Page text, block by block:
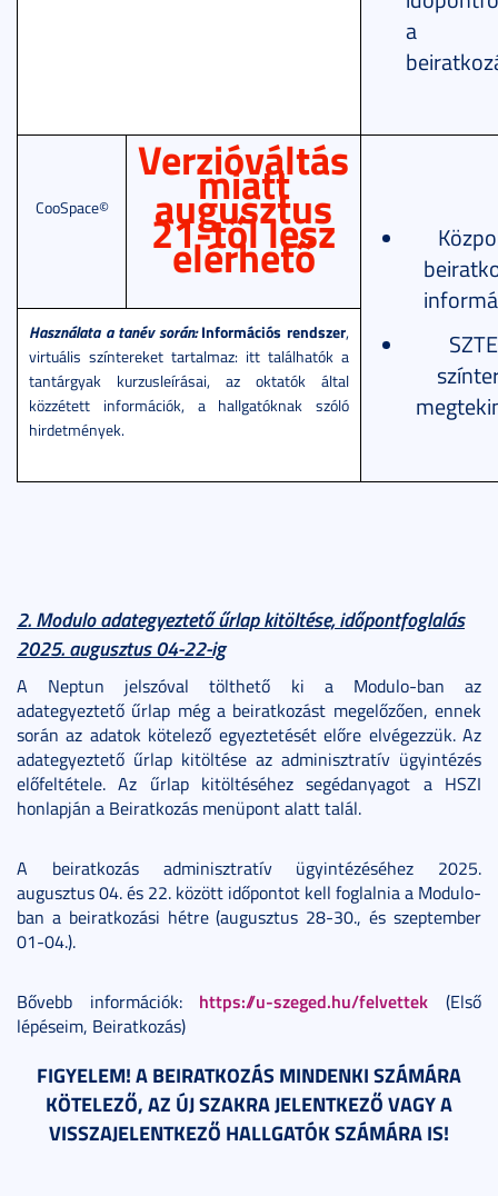
a
CooSpace©
Verzióváltás
miatt
augusztus
21-től lesz
elérhető
Használata a tanév során: Információs rendszer,
virtuális színtereket tartalmaz: itt találhatók a
tantárgyak kurzusleírásai, az oktatók által
közzétett információk, a hallgatóknak szóló
hirdetmények.
2. Modulo adategyeztető űrlap kitöltése, időpontfoglalás
2025. augusztus 04-22-ig
A Neptun jelszóval tölthető ki a Modulo-ban az
adategyeztető űrlap még a beiratkozást megelőzően, ennek
során az adatok kötelező egyeztetését előre elvégezzük. Az
adategyeztető űrlap kitöltése az adminisztratív ügyintézés
előfeltétele. Az űrlap kitöltéséhez segédanyagot a HSZI
honlapján a Beiratkozás menüpont alatt talál.
A beiratkozás adminisztratív ügyintézéséhez 2025.
augusztus 04. és 22. között időpontot kell foglalnia a Modulo-
ban a beiratkozási hétre (augusztus 28-30., és szeptember
01-04.).
Bővebb információk: https://u-szeged.hu/felvettek
(Első
lépéseim, Beiratkozás)
FIGYELEM! A BEIRATKOZÁS MINDENKI SZÁMÁRA
KÖTELEZŐ, AZ ÚJ SZAKRA JELENTKEZŐ VAGY A
VISSZAJELENTKEZŐ HALLGATÓK SZÁMÁRA IS!